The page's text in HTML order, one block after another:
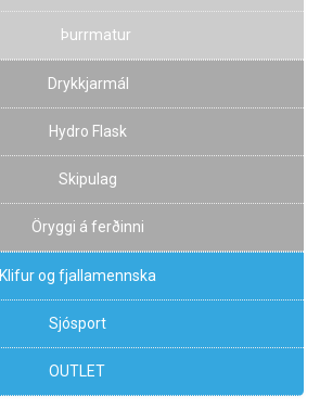
Þurrmatur
Drykkjarmál
Hydro Flask
Skipulag
Öryggi á ferðinni
Klifur og fjallamennska
Sjósport
OUTLET